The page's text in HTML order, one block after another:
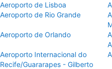
Aeroporto de Lisboa
Aeroporto de Rio Grande
Aeroporto de Orlando
Aeroporto Internacional do
Recife/Guararapes - Gilberto